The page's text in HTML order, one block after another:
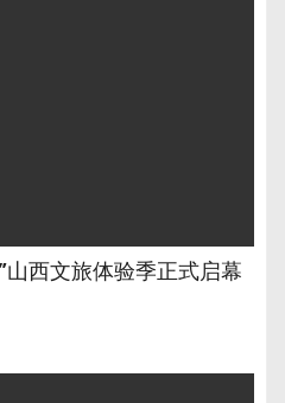
西文旅体验季正式启幕